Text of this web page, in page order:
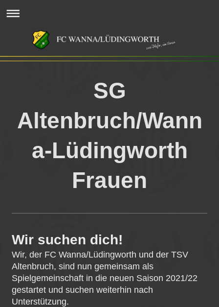
SG
Altenbruch/Wann
a-Lüdingworth
Frauen
Wir suchen dich!
Wir, der FC Wanna/Lüdingworth und der TSV
Altenbruch, sind nun gemeinsam als
Spielgemeinschaft in die neuen Saison 2021/22
gestartet und suchen weiterhin nach
Unterstützung.